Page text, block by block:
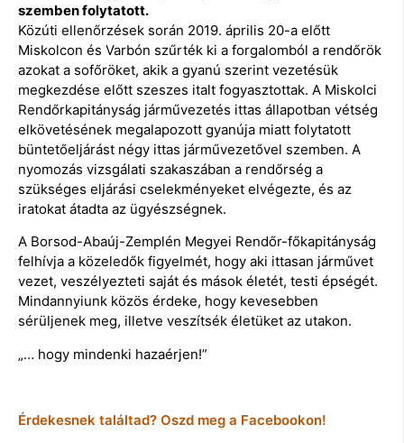
szemben folytatott.
Közúti ellenőrzések során 2019. április 20-a előtt
Miskolcon és Varbón szűrték ki a forgalomból a rendőrök
azokat a sofőröket, akik a gyanú szerint vezetésük
megkezdése előtt szeszes italt fogyasztottak. A Miskolci
Rendőrkapitányság járművezetés ittas állapotban vétség
elkövetésének megalapozott gyanúja miatt folytatott
büntetőeljárást négy ittas járművezetővel szemben. A
nyomozás vizsgálati szakaszában a rendőrség a
szükséges eljárási cselekményeket elvégezte, és az
iratokat átadta az ügyészségnek.
A Borsod-Abaúj-Zemplén Megyei Rendőr-főkapitányság
felhívja a közeledők figyelmét, hogy aki ittasan járművet
vezet, veszélyezteti saját és mások életét, testi épségét.
Mindannyiunk közös érdeke, hogy kevesebben
sérüljenek meg, illetve veszítsék életüket az utakon.
„… hogy mindenki hazaérjen!”
Érdekesnek találtad? Oszd meg a Facebookon!